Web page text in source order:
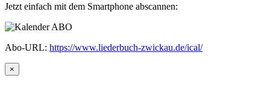
Jetzt einfach mit dem Smartphone abscannen:
Abo-URL: https://www.liederbuch-zwickau.de/ical/
×